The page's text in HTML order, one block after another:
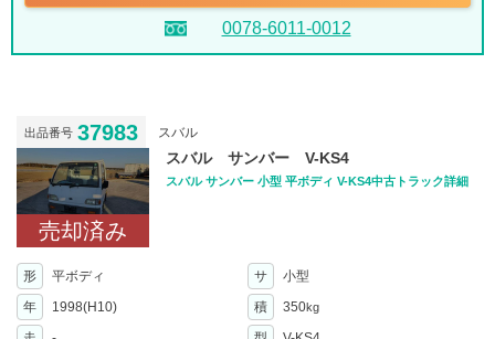
0078-6011-0012
出品番号 37983 スバル
売却済み
スバル サンバー V-KS4
スバル サンバー 小型 平ボディ V-KS4中古トラック詳細
形 平ボディ サ
小型
年
1998(H10) 積 350kg